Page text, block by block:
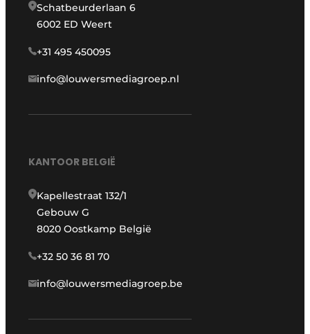
Schatbeurderlaan 6
6002 ED Weert
+31 495 450095
info@louwersmediagroep.nl
KANTOOR BELGIË
Kapellestraat 132/1
Gebouw G
8020 Oostkamp België
+32 50 36 81 70
info@louwersmediagroep.be